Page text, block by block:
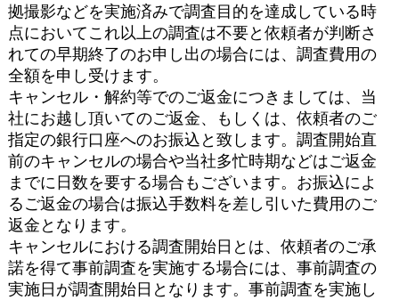
拠撮影などを実施済みで調査目的を達成している時
点においてこれ以上の調査は不要と依頼者が判断さ
れての早期終了のお申し出の場合には、調査費用の
全額を申し受けます。
キャンセル・解約等でのご返金につきましては、当
社にお越し頂いてのご返金、もしくは、依頼者のご
指定の銀行口座へのお振込と致します。調査開始直
前のキャンセルの場合や当社多忙時期などはご返金
までに日数を要する場合もございます。お振込によ
るご返金の場合は振込手数料を差し引いた費用のご
返金となります。
キャンセルにおける調査開始日とは、依頼者のご承
諾を得て事前調査を実施する場合には、事前調査の
実施日が調査開始日となります。事前調査を実施し